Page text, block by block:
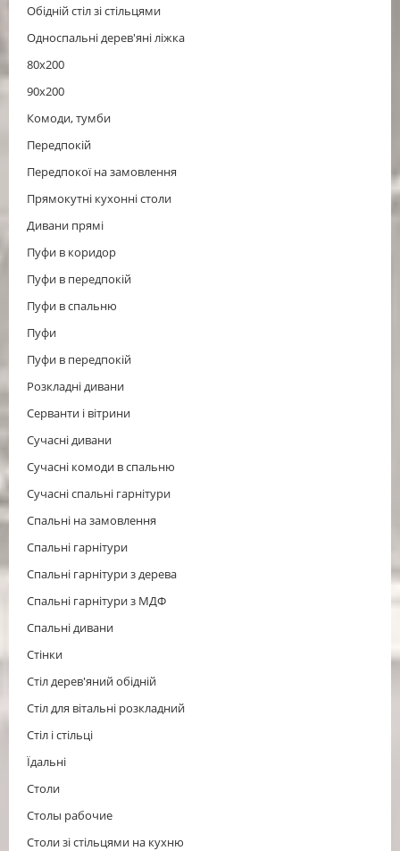
Обідній стіл зі стільцями
Односпальні дерев'яні ліжка
80х200
90х200
Комоди, тумби
Передпокій
Передпокої на замовлення
Прямокутні кухонні столи
Дивани прямі
Пуфи в коридор
Пуфи в передпокій
Пуфи в спальню
Пуфи
Пуфи в передпокій
Розкладні дивани
Серванти і вітрини
Сучасні дивани
Сучасні комоди в спальню
Сучасні спальні гарнітури
Спальні на замовлення
Спальні гарнітури
Спальні гарнітури з дерева
Спальні гарнітури з МДФ
Спальні дивани
Стінки
Стіл дерев'яний обідній
Стіл для вітальні розкладний
Cтіл і стільці
Їдальні
Столи
Столы рабочие
Столи зі стільцями на кухню